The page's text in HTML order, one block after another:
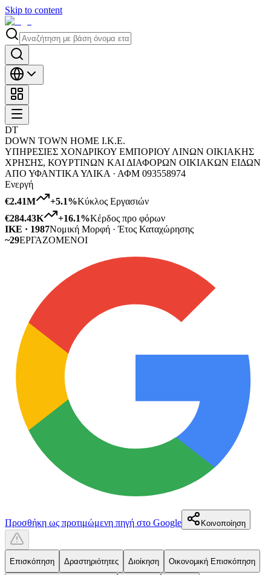
Skip to content
DT
DOWN TOWN HOME Ι.Κ.Ε.
ΥΠΗΡΕΣΙΕΣ ΧΟΝΔΡΙΚΟΥ ΕΜΠΟΡΙΟΥ ΛΙΝΩΝ ΟΙΚΙΑΚΗΣ
ΧΡΗΣΗΣ, ΚΟΥΡΤΙΝΩΝ ΚΑΙ ΔΙΑΦΟΡΩΝ ΟΙΚΙΑΚΩΝ ΕΙΔΩΝ
ΑΠΟ ΥΦΑΝΤΙΚΑ ΥΛΙΚΑ · ΑΦΜ 093558974
Ενεργή
€2.41M
+5.1%Κύκλος Εργασιών
€284.43K
+16.1%Κέρδος προ φόρων
ΙΚΕ · 1987Νομική Μορφή · Έτος Καταχώρησης
~29ΕΡΓΑΖΟΜΕΝΟΙ
Προσθήκη ως προτιμώμενη πηγή στο Google Κοινοποίηση
Επισκόπηση Δραστηριότητες Διοίκηση Οικονομική Επισκόπηση